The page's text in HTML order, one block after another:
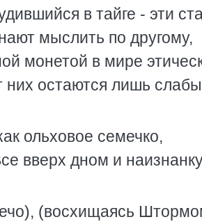
в тайге - эти
мыслить по другому,
монетой в мире
них остаются лишь
ольховое семечко,
вверх дном и
(восхищаясь